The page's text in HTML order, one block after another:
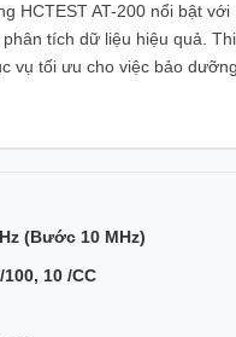
HCTEST AT-200 nổi bật với
tích dữ liệu hiệu quả.
vụ tối ưu cho việc bảo
(Bước 10 MHz)
10 /CC